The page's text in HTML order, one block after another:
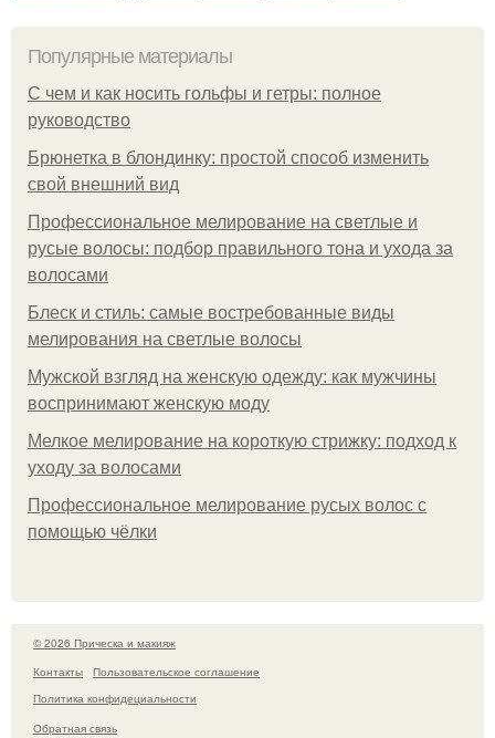
Популярные материалы
С чем и как носить гольфы и гетры: полное
руководство
Брюнетка в блондинку: простой способ изменить
свой внешний вид
Профессиональное мелирование на светлые и
русые волосы: подбор правильного тона и ухода за
волосами
Блеск и стиль: самые востребованные виды
мелирования на светлые волосы
Мужской взгляд на женскую одежду: как мужчины
воспринимают женскую моду
Мелкое мелирование на короткую стрижку: подход к
уходу за волосами
Профессиональное мелирование русых волос с
помощью чёлки
© 2026 Прическа и макияж
Контакты
Пользовательское соглашение
Политика конфидециальности
Обратная связь